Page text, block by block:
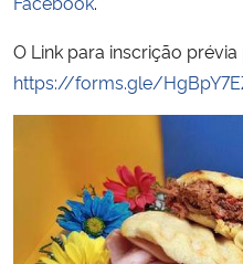
O Link para inscrição
https://forms.gle/